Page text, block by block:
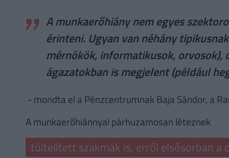
A munkaerőhiány nem egyes
érinteni. Ugyan van néhány
mérnökök, informatikusok, orvosok),
ágazatokban is megjelent (például
- mondta el a Pénzcentrumnak Baja Sándor, a
A munkaerőhiánnyal párhuzamosan léteznek
túltelített szakmák is, erről elsősorban a